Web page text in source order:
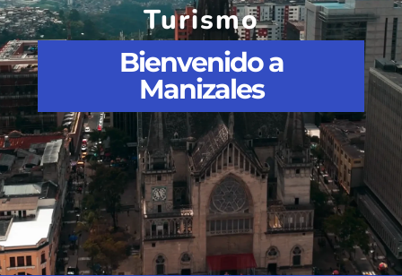
Turismo
Bienvenido a
Manizales